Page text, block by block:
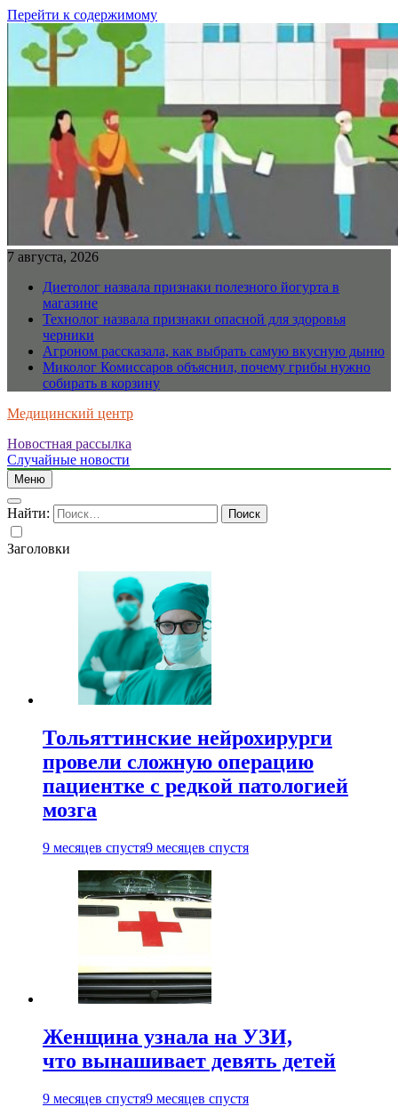
Перейти к содержимому
7 августа, 2026
Диетолог назвала признаки полезного йогурта в
магазине
Технолог назвала признаки опасной для здоровья
черники
Агроном рассказала, как выбрать самую вкусную дыню
Миколог Комиссаров объяснил, почему грибы нужно
собирать в корзину
Медицинский центр
Новостная рассылка
Случайные новости
Меню
Найти:
Заголовки
Тольяттинские нейрохирурги
провели сложную операцию
пациентке с редкой патологией
мозга
9 месяцев спустя9 месяцев спустя
Женщина узнала на УЗИ,
что вынашивает девять детей
9 месяцев спустя9 месяцев спустя